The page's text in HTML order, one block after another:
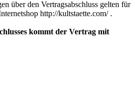
über den Vertragsabschluss gelten für
http://kultstaette.com/ .
kommt der Vertrag mit